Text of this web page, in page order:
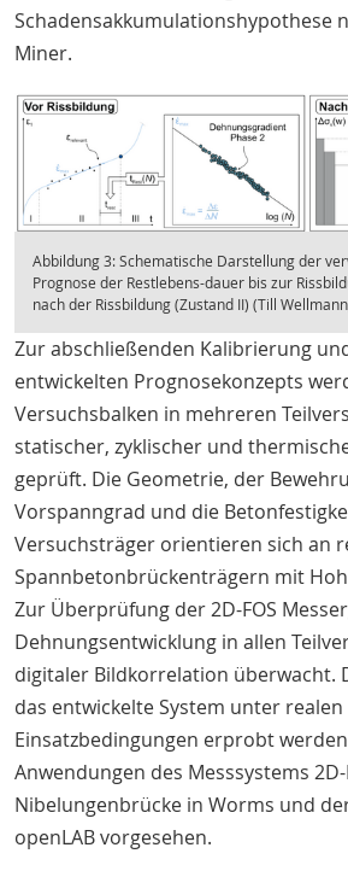
Schadensakkumulationshypothese
Miner.
Abbildung 3: Schematische Darstellung der
Prognose der Restlebens-dauer bis zur
nach der Rissbildung (Zustand II) (Till
Zur abschließenden Kalibrierung
entwickelten Prognosekonzepts
Versuchsbalken in mehreren
statischer, zyklischer und
geprüft. Die Geometrie, der
Vorspanngrad und die
Versuchsträger orientieren sich an
Spannbetonbrückenträgern mit
Zur Überprüfung der 2D-FOS
Dehnungsentwicklung in allen
digitaler Bildkorrelation überwacht.
das entwickelte System unter realen
Einsatzbedingungen erprobt
Anwendungen des Messsystems
Nibelungenbrücke in Worms und
openLAB vorgesehen.